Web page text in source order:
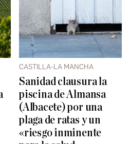
CASTILLA-LA MANCHA
Sanidad clausura la
piscina de Almansa
(Albacete) por una
plaga de ratas y un
«riesgo inminente